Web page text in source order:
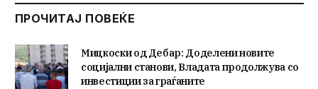
ПРОЧИТАЈ ПОВЕЌЕ
Мицкоски од Дебар: Доделени новите
социјални станови, Владата продолжува со
инвестиции за граѓаните